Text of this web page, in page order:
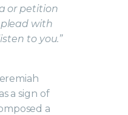
or petition
with
to you.”
a sign of
a